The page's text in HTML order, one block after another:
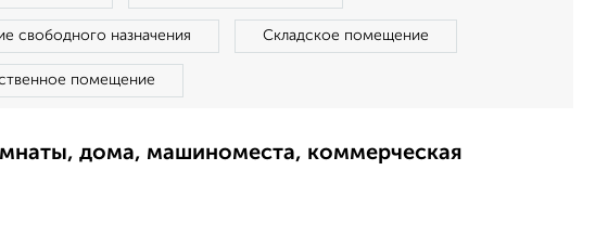
свободного назначения Складское помещение
помещение
дома, машиноместа, коммерческая